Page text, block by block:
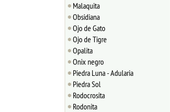
Malaquita
Obsidiana
Ojo de Gato
Ojo de Tigre
Opalita
Onix negro
Piedra Luna - Adularia
Piedra Sol
Rodocrosita
Rodonita